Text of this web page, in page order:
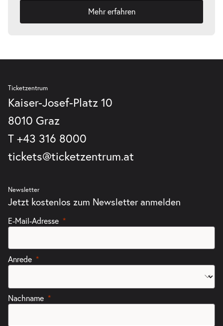
Mehr erfahren
Ticketzentrum
Kaiser-Josef-Platz 10
8010 Graz
T +43 316 8000
tickets@ticketzentrum.at
Newsletter
Jetzt kostenlos zum Newsletter anmelden
E-Mail-Adresse
Anrede
Nachname